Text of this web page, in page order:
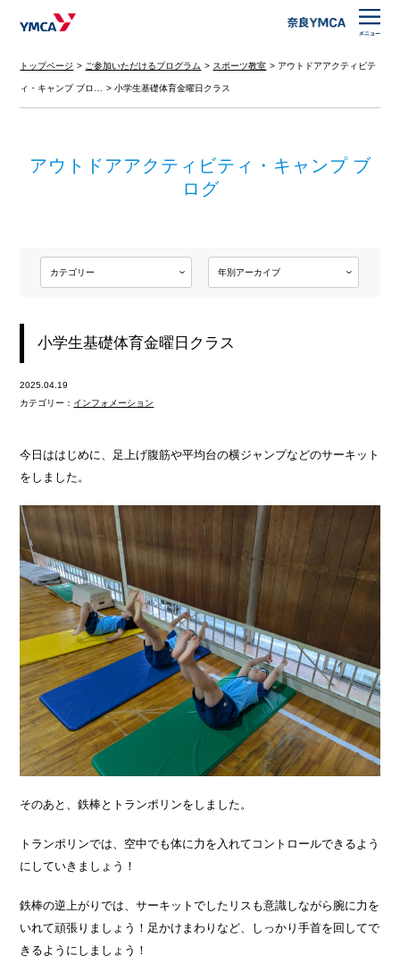
トップページ ご参加いただけるプログラム スポーツ教室 アウトドアアクティビテ
ィ・キャンプ ブロ… 小学生基礎体育金曜日クラス
アウトドアアクティビティ・キャンプ ブ
ログ
小学生基礎体育金曜日クラス
2025.04.19
カテゴリー： インフォメーション
今日ははじめに、足上げ腹筋や平均台の横ジャンプなどのサーキット
をしました。
そのあと、鉄棒とトランポリンをしました。
トランポリンでは、空中でも体に力を入れてコントロールできるよう
にしていきましょう！
鉄棒の逆上がりでは、サーキットでしたリスも意識しながら腕に力を
いれて頑張りましょう！足かけまわりなど、しっかり手首を回してで
きるようにしましょう！